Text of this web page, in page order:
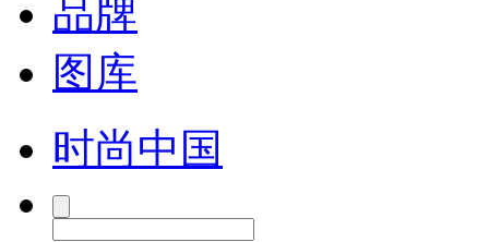
品牌
图库
时尚中国